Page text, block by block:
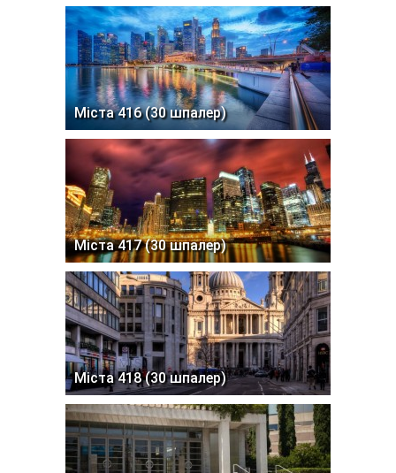
Міста 416 (30 шпалер)
Міста 417 (30 шпалер)
Міста 418 (30 шпалер)